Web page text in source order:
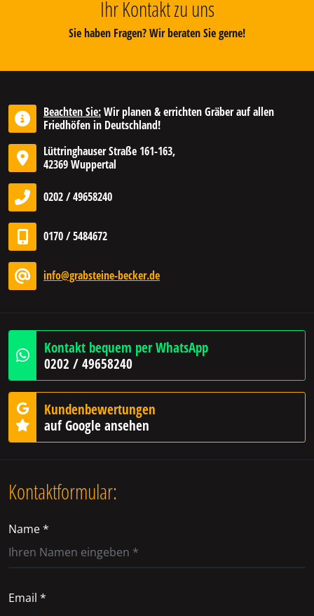
Ihr Kontakt zu uns
Sie haben Fragen? Wir beraten Sie gerne!
Beachten Sie:Wir planen & errichten Gräber auf allen
Friedhöfen in Deutschland!
Lüttringhauser Straße 161-163,
42369 Wuppertal
0202 / 49658240
0170 / 5484672
info@grabsteine-becker.de
Kontakt bequem per WhatsApp
0202 / 49658240
Kundenbewertungen
auf Google ansehen
Kontaktformular:
Name *
Email *